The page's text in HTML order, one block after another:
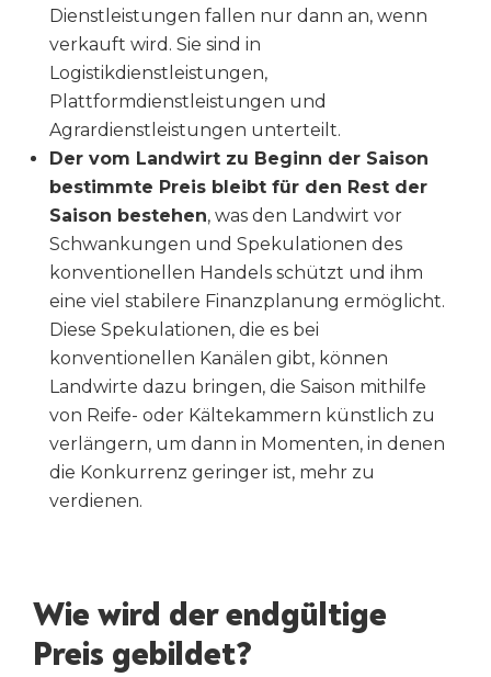
Dienstleistungen fallen nur dann an, wenn
verkauft wird. Sie sind in
Logistikdienstleistungen,
Plattformdienstleistungen und
Agrardienstleistungen unterteilt.
Der vom Landwirt zu Beginn der Saison
bestimmte Preis bleibt für den Rest der
Saison bestehen, was den Landwirt vor
Schwankungen und Spekulationen des
konventionellen Handels schützt und ihm
eine viel stabilere Finanzplanung ermöglicht.
Diese Spekulationen, die es bei
konventionellen Kanälen gibt, können
Landwirte dazu bringen, die Saison mithilfe
von Reife- oder Kältekammern künstlich zu
verlängern, um dann in Momenten, in denen
die Konkurrenz geringer ist, mehr zu
verdienen.
Wie wird der endgültige
Preis gebildet?